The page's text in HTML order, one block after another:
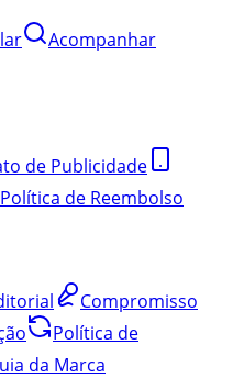
Acompanhar
de Publicidade
Política de Reembolso
Compromisso
Política de
da Marca